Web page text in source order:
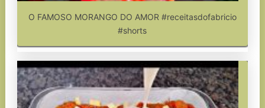
O FAMOSO MORANGO DO AMOR #receitasdofabricio
#shorts